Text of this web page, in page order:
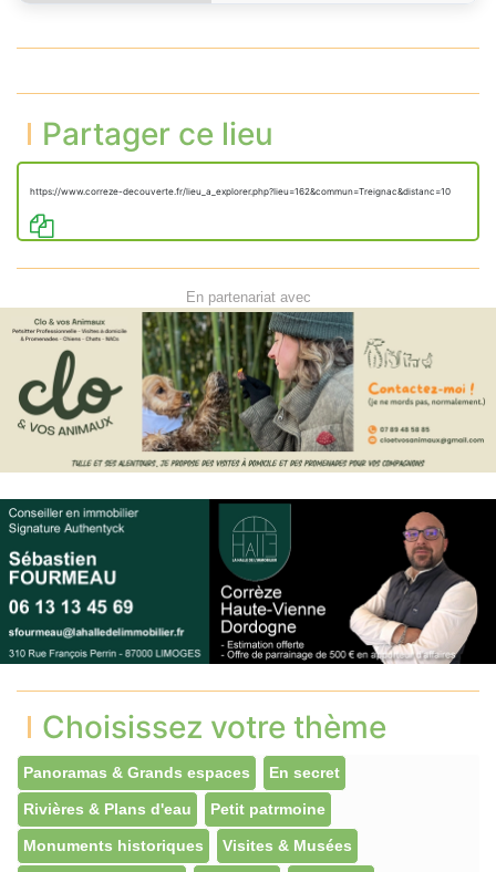
Partager ce lieu
https://www.correze-decouverte.fr/lieu_a_explorer.php?lieu=162&commun=Treignac&distanc=10
En partenariat avec
Choisissez votre thème
Panoramas & Grands espaces En secret
Rivières & Plans d'eau Petit patrmoine
Monuments historiques Visites & Musées